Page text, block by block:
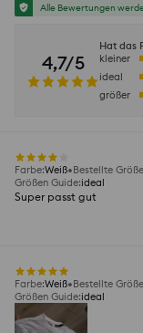
Alle Bewertungen
4,7/5
Hat das
kleiner
ideal
größer
Farbe:Weiß Bestellte Größe
Größen Guide:ideal
Super passt gut
Farbe:Weiß Bestellte Größe
Größen Guide:ideal